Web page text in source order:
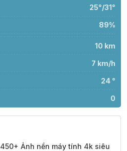
25°/31°
89%
10 km
7 km/h
24 °
0
450+ Ảnh nền máy tính 4k siêu